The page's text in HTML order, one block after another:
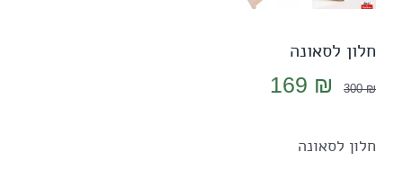
חלון לסאונה
300₪
המחיר
היה:
169 ₪
חלון לסאונה